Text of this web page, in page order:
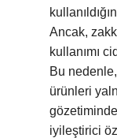
Ancak,
kullanımı
Bu
ürünleri
iyileştirici